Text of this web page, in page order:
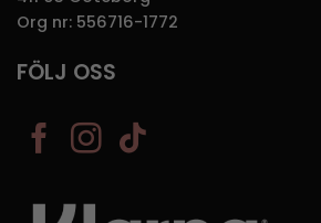
Org nr: 556716-1772
FÖLJ OSS